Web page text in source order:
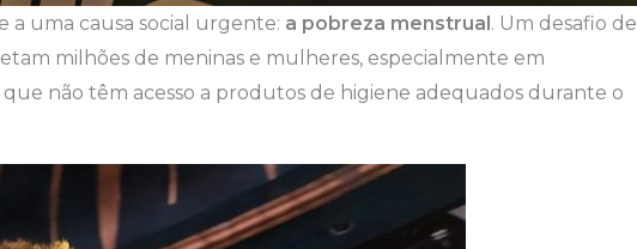
a uma causa social urgente: a pobreza menstrual . Um desafio de
milhões de meninas e mulheres, especialmente em
não têm acesso a produtos de higiene adequados durante o